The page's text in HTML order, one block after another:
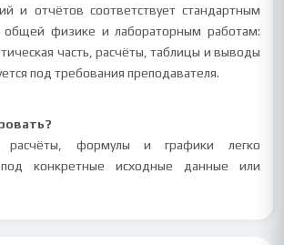
и отчётов соответствует стандартным
общей физике и лабораторным работам:
часть, расчёты, таблицы и выводы
под требования преподавателя.
расчёты, формулы и графики легко
под конкретные исходные данные или